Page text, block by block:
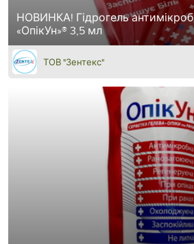
НОВИНКА! Гідрогель
«ОпікУн»® 3,5 мл
ТОВ "Зентекс"